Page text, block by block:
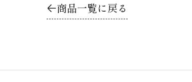
商品一覧に戻る